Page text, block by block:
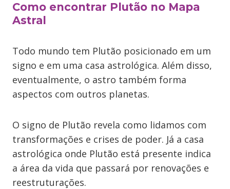
Como encontrar Plutão no Mapa
Astral
Todo mundo tem Plutão posicionado em um
signo e em uma casa astrológica. Além disso,
eventualmente, o astro também forma
aspectos com outros planetas.
O signo de Plutão revela como lidamos com
transformações e crises de poder. Já a casa
astrológica onde Plutão está presente indica
a área da vida que passará por renovações e
reestruturações.